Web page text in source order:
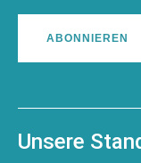
ABONNIEREN
Unsere